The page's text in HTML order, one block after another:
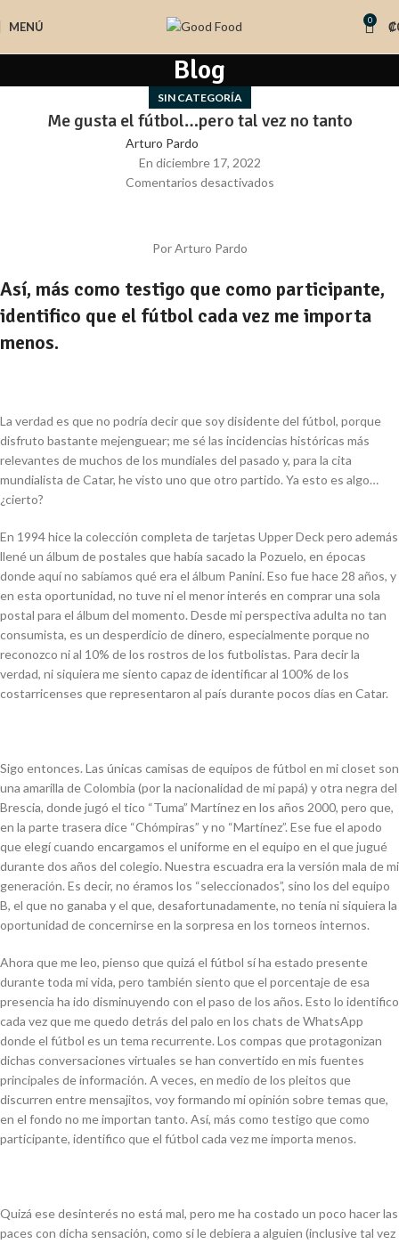
MENÚ 0 ₡
Blog
SIN CATEGORÍA
Me gusta el fútbol…pero tal vez no tanto
Arturo Pardo
En diciembre 17, 2022
Comentarios desactivados
Por Arturo Pardo
Así, más como testigo que como participante,
identifico que el fútbol cada vez me importa
menos.
La verdad es que no podría decir que soy disidente del fútbol, porque
disfruto bastante mejenguear; me sé las incidencias históricas más
relevantes de muchos de los mundiales del pasado y, para la cita
mundialista de Catar, he visto uno que otro partido. Ya esto es algo…
¿cierto?
En 1994 hice la colección completa de tarjetas Upper Deckpero además
llené un álbum de postales que había sacado la Pozuelo, en épocas
donde aquí no sabíamos qué era el álbum Panini. Eso fue hace 28 años, y
en esta oportunidad, no tuve ni el menor interés en comprar una sola
postal para el álbum del momento. Desde mi perspectiva adulta no tan
consumista, es un desperdicio de dinero, especialmente porque no
reconozco ni al 10% de los rostros de los futbolistas. Para decir la
verdad, ni siquiera me siento capaz de identificar al 100% de los
costarricenses que representaron al país durante pocos días en Catar.
Sigo entonces. Las únicas camisas de equipos de fútbol en mi closet son
una amarilla de Colombia (por la nacionalidad de mi papá) y otra negra del
Brescia, donde jugó el tico “Tuma” Martínez en los años 2000, pero que,
en la parte trasera dice “Chómpiras” y no “Martínez”. Ese fue el apodo
que elegí cuando encargamos el uniforme en el equipo en el que jugué
durante dos años del colegio. Nuestra escuadra era la versión mala de mi
generación. Es decir, no éramos los “seleccionados”, sino los del equipo
B, el que no ganaba y el que, desafortunadamente, no tenía ni siquiera la
oportunidad de concernirse en la sorpresa en los torneos internos.
Ahora que me leo, pienso que quizá el fútbol sí ha estado presente
durante toda mi vida, pero también siento que el porcentaje de esa
presencia ha ido disminuyendo con el paso de los años. Esto lo identifico
cada vez que me quedo detrás del palo en los chats de WhatsApp
donde el fútbol es un tema recurrente. Los compas que protagonizan
dichas conversaciones virtuales se han convertido en mis fuentes
principales de información. A veces, en medio de los pleitos que
discurren entre mensajitos, voy formando mi opinión sobre temas que,
en el fondo no me importan tanto. Así, más como testigo que como
participante, identifico que el fútbol cada vez me importa menos.
Quizá ese desinterés no está mal, pero me ha costado un poco hacer las
paces con dicha sensación, como si le debiera a alguien (inclusive tal vez